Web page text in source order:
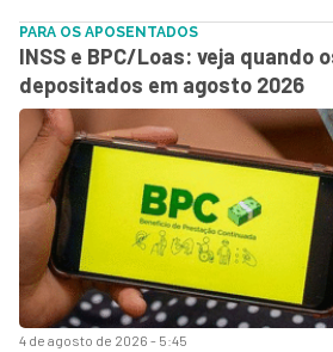
4 de agosto de 2026 - 5:45
PARA OS APOSENTADOS
INSS e BPC/Loas: veja quando
depositados em agosto 2026